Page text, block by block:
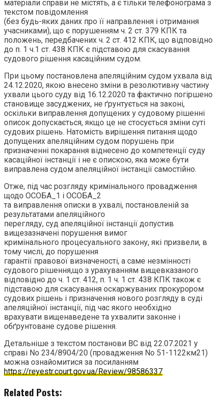
матеріали справи не містять, а є тільки телефонограма з
текстом повідомлення
(без будь-яких даних про її направлення і отримання
учасниками), що є порушенням ч. 2 ст. 379 КПК та
положень, передбачених ч. 2 ст. 412 КПК, що відповідно
до п. 1 ч.1 ст. 438 КПК є підставою для скасування
судового рішення касаційним судом.
При цьому постановлена апеляційним судом ухвала від
24.12.2020, якою внесено зміни в резолютивну частину
ухвали цього суду від 16.12.2020 та фактично погіршено
становище засуджених, не ґрунтується на законі,
оскільки виправлення допущених у судовому рішенні
описок допускається, якщо це не стосується зміни суті
судових рішень. Натомість вирішення питання щодо
допущених апеляційним судом порушень при
призначенні покарання віднесено до компетенції суду
касаційної інстанції і не є опискою, яка може бути
виправлена судом апеляційної інстанції самостійно.
Отже, під час розгляду кримінального провадження
щодо ОСОБА_1 і ОСОБА_2
та виправлення описки в ухвалі, постановленій за
результатами апеляційного
перегляду, суд апеляційної інстанції допустив
вищезазначені порушення вимог
кримінального процесуального закону, які призвели, в
тому числі, до порушення
гарантії правової визначеності, а саме незмінності
судового рішення,що з урахуванням вищевказаного
відповідно до ч. 1 ст. 412, п. 1 ч. 1 ст. 438 КПК також є
підставою для скасування оскаржуваних прокурором
судових рішень і призначення нового розгляду в суді
апеляційної інстанції, під час якого необхідно
врахувати вищенаведене та ухвалити законне і
обґрунтоване судове рішення.
Детальніше з текстом постанови ВС від 22.07.2021 у
справі No 234/8904/20 (провадження No 51-1122км21)
можна ознайомитися за посиланням
https://reyestr.court.gov.ua/Review/98586337
Related Posts: